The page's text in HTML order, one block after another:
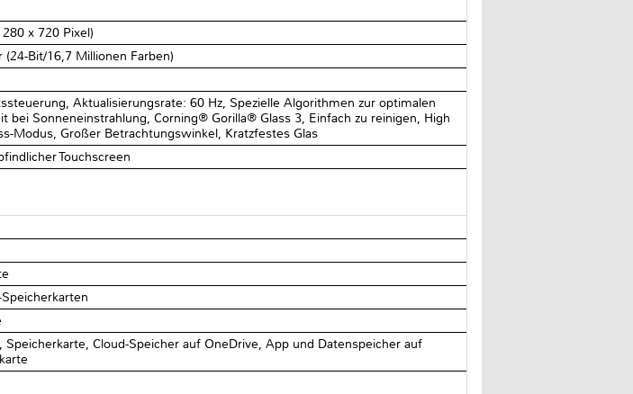
x 720 Pixel)
(24-Bit/16,7 Millionen Farben)
Aktualisierungsrate: 60 Hz, Spezielle Algorithmen zur optimalen
bei Sonneneinstrahlung, Corning® Gorilla® Glass 3, Einfach zu reinigen, High
Modus, Großer Betrachtungswinkel, Kratzfestes Glas
Touchscreen
Speicherkarte, Cloud-Speicher auf OneDrive, App und Datenspeicher auf